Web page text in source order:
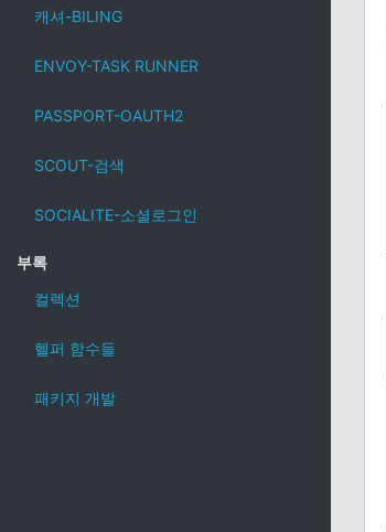
캐셔-BILING
ENVOY-TASK RUNNER
PASSPORT-OAUTH2
SCOUT-검색
SOCIALITE-소셜로그인
부록
컬렉션
헬퍼 함수들
패키지 개발